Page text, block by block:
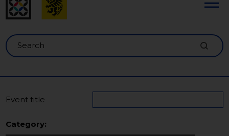
Search
Event title
Category: